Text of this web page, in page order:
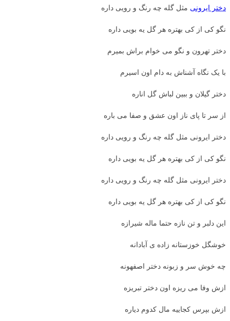
دختر ایرونی مثل گله چه رنگ و رویی داره
نگو کی از کی بهتره هر گل یه بویی داره
دختر تهرون و نگو می خوام براش بمیرم
با یک نگاه آشناش به دام اون اسیرم
دختر گیلان و ببین لباش گل اناره
از سر تا پای ناز اون عشق و صفا می باره
دختر ایرونی مثل گله چه رنگ و رویی داره
نگو کی از کی بهتره هر گل یه بویی داره
دختر ایرونی مثل گله چه رنگ و رویی داره
نگو کی از کی بهتره هر گل یه بویی داره
این دلبر و تن نازه حتما ماله شیرازه
خوشگل خوزستانه زاده ی آبادانه
چه خوش سر و زبونه دختر اصفهونه
ازش وفا می ریزه اون دختر تبریزه
ازش بپرس کجاییه مال کدوم دیاره